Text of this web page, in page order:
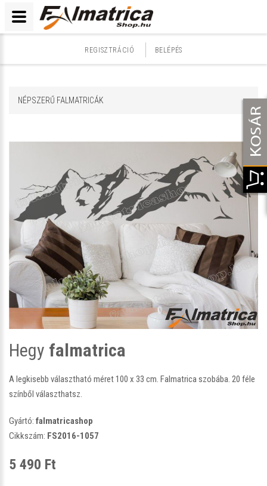
REGISZTRÁCIÓ BELÉPÉS
NÉPSZERŰ FALMATRICÁK
Hegy falmatrica
A legkisebb választható méret 100 x 33 cm. Falmatrica szobába. 20 féle
színből választhatsz.
Gyártó: falmatricashop
Cikkszám: FS2016-1057
5 490 Ft